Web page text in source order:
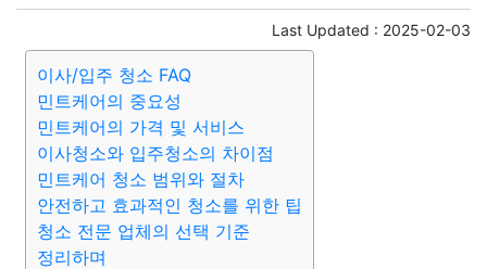
Last Updated : 2025-02-03
이사/입주 청소 FAQ
민트케어의 중요성
민트케어의 가격 및 서비스
이사청소와 입주청소의 차이점
민트케어 청소 범위와 절차
안전하고 효과적인 청소를 위한 팁
청소 전문 업체의 선택 기준
정리하며